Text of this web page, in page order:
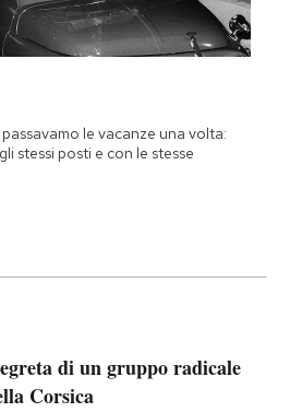
le vacanze una volta:
stessi posti e con le stesse
di un gruppo radicale
Corsica